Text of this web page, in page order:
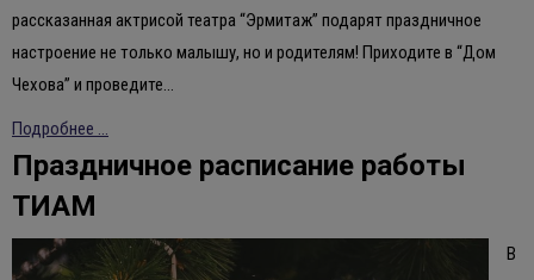
рассказанная актрисой театра “Эрмитаж” подарят праздничное
настроение не только малышу, но и родителям! Приходите в “Дом
Чехова” и проведите…
Подробнее ...
Праздничное расписание работы
ТИАМ
В